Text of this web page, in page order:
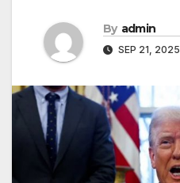
By admin
SEP 21, 2025